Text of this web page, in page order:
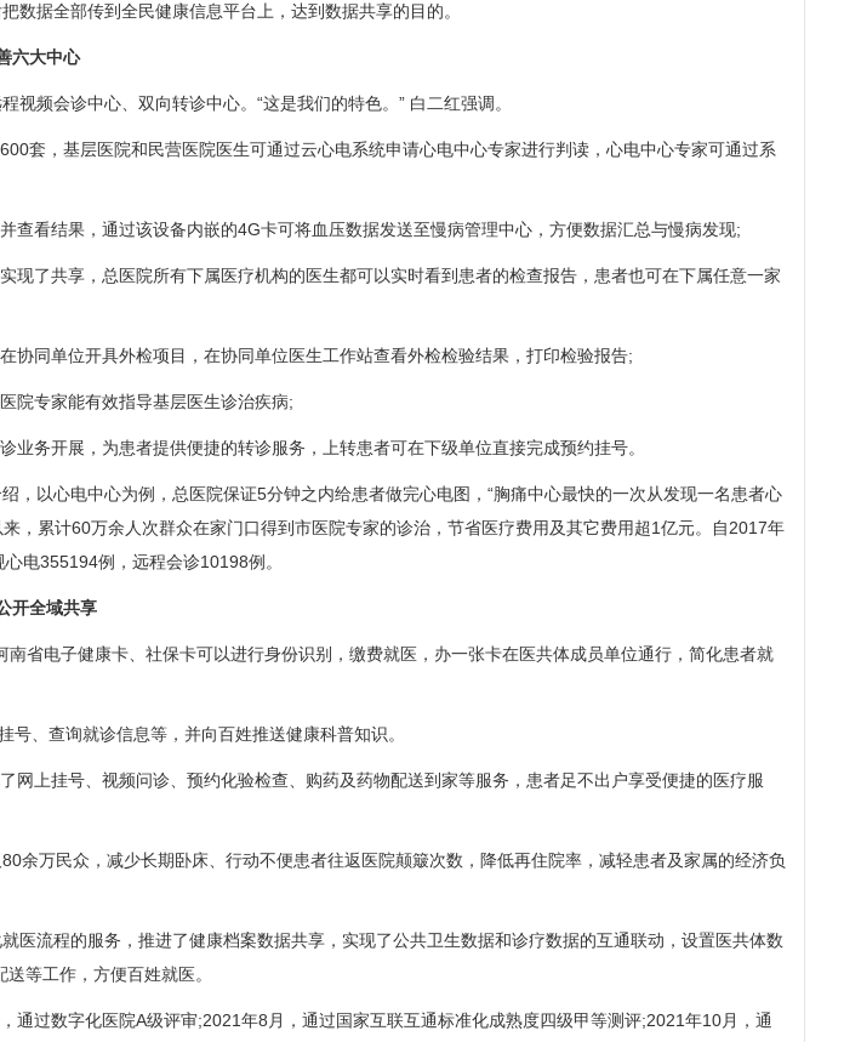
据全部传到全民健康信息平台上，达到数据共享的目的。
六大中心
频会诊中心、双向转诊中心。“这是我们的特色。” 白二红强调。
，基层医院和民营医院医生可通过云心电系统申请心电中心专家进行判读，心电中心专家可通过系
看结果，通过该设备内嵌的4G卡可将血压数据发送至慢病管理中心，方便数据汇总与慢病发现;
共享，总医院所有下属医疗机构的医生都可以实时看到患者的检查报告，患者也可在下属任意一家
同单位开具外检项目，在协同单位医生工作站查看外检检验结果，打印检验报告;
专家能有效指导基层医生诊治疾病;
开展，为患者提供便捷的转诊服务，上转患者可在下级单位直接完成预约挂号。
以心电中心为例，总医院保证5分钟之内给患者做完心电图，“胸痛中心最快的一次从发现一名患者心
，累计60万余人次群众在家门口得到市医院专家的诊治，节省医疗费用及其它费用超1亿元。自2017年
电355194例，远程会诊10198例。
开全域共享
省电子健康卡、社保卡可以进行身份识别，缴费就医，办一张卡在医共体成员单位通行，简化患者就
、查询就诊信息等，并向百姓推送健康科普知识。
上挂号、视频问诊、预约化验检查、购药及药物配送到家等服务，患者足不出户享受便捷的医疗服
万民众，减少长期卧床、行动不便患者往返医院颠簸次数，降低再住院率，减轻患者及家属的经济负
流程的服务，推进了健康档案数据共享，实现了公共卫生数据和诊疗数据的互通联动，设置医共体数
等工作，方便百姓就医。
过数字化医院A级评审;2021年8月，通过国家互联互通标准化成熟度四级甲等测评;2021年10月，通